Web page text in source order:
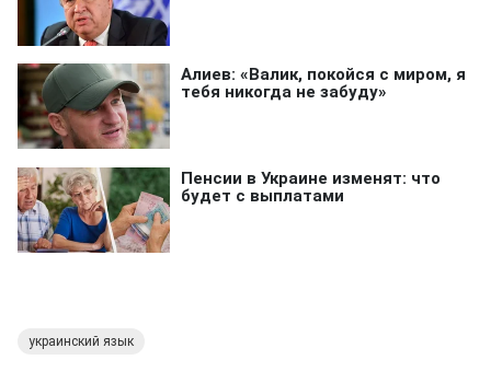
украинский язык